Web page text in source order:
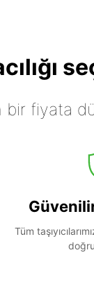
bir fiyata
Tüm